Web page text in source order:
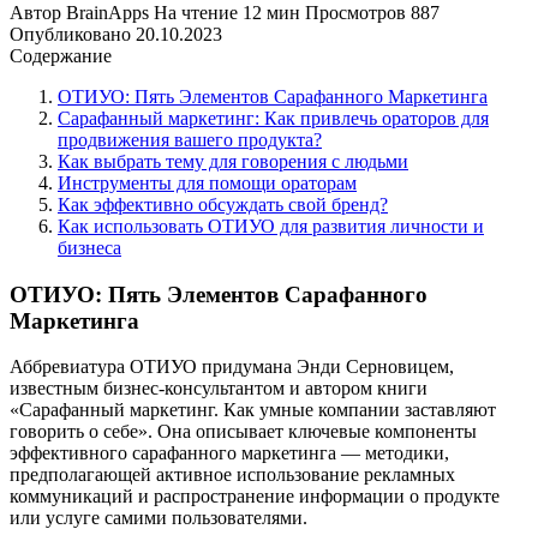
Автор BrainApps На чтение 12 мин Просмотров 887
Опубликовано 20.10.2023
Содержание
ОТИУО: Пять Элементов Сарафанного Маркетинга
Сарафанный маркетинг: Как привлечь ораторов для
продвижения вашего продукта?
Как выбрать тему для говорения с людьми
Инструменты для помощи ораторам
Как эффективно обсуждать свой бренд?
Как использовать ОТИУО для развития личности и
бизнеса
ОТИУО: Пять Элементов Сарафанного
Маркетинга
Аббревиатура ОТИУО придумана Энди Серновицем,
известным бизнес-консультантом и автором книги
«Сарафанный маркетинг. Как умные компании заставляют
говорить о себе». Она описывает ключевые компоненты
эффективного сарафанного маркетинга — методики,
предполагающей активное использование рекламных
коммуникаций и распространение информации о продукте
или услуге самими пользователями.